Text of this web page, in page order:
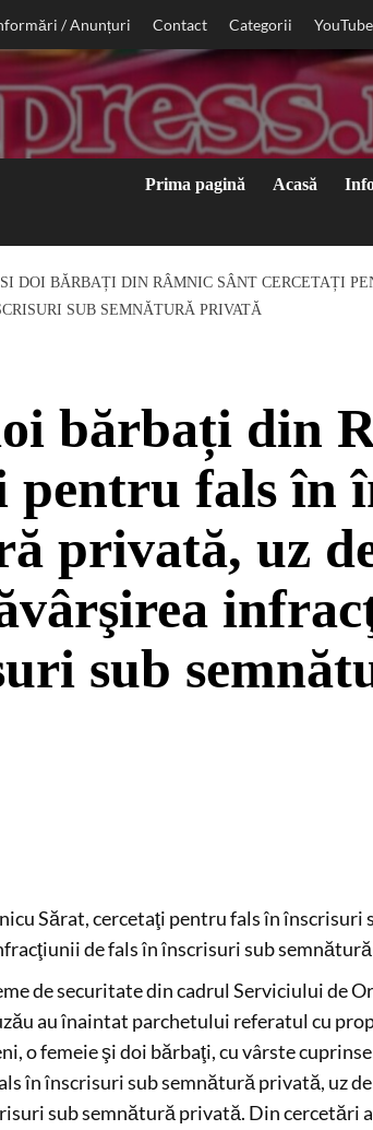
/ Anunțuri Contact Categorii YouTube
Prima pagină Acasă
DOI BĂRBAȚI DIN RÂMNIC SÂNT CERCETAȚI
SUB SEMNĂTURĂ PRIVATĂ
bărbați din
pentru fals în
privată, uz
sub
Sărat, cercetaţi pentru fals în înscrisuri
de fals în înscrisuri sub
de securitate din cadrul Serviciului de
au înaintat parchetului referatul cu
o femeie şi doi bărbaţi, cu vârste
în înscrisuri sub semnătură privată, uz
sub semnătură privată. Din cercetări